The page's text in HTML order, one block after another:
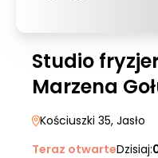
Studio
Marzena
Kościuszki 35, Jasło
Teraz otwarteDzisiaj: